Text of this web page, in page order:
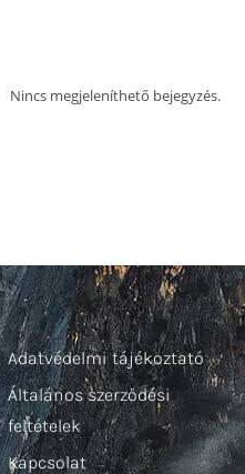
Nincs megjeleníthető bejegyzés.
Adatvédelmi tájékoztató
Általános szerződési
feltételek
Kapcsolat